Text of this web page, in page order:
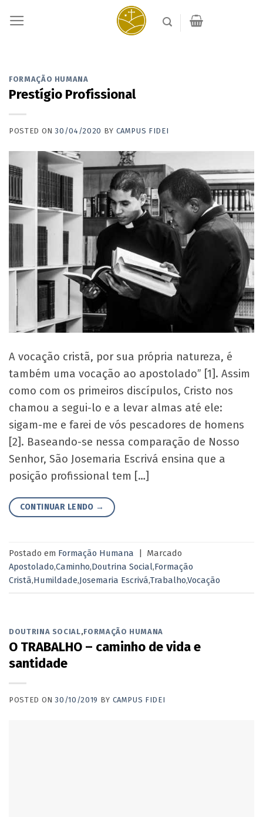
FORMAÇÃO HUMANA
Prestígio Profissional
POSTED ON30/04/2020 BY CAMPUS FIDEI
A vocação cristã, por sua própria natureza, é
também uma vocação ao apostolado” [1]. Assim
como com os primeiros discípulos, Cristo nos
chamou a segui-lo e a levar almas até ele:
sigam-me e farei de vós pescadores de homens
[2]. Baseando-se nessa comparação de Nosso
Senhor, São Josemaria Escrivá ensina que a
posição profissional tem […]
CONTINUAR LENDO →
Postado em Formação Humana |
Marcado
Apostolado,Caminho,Doutrina Social,Formação
Cristã,Humildade,Josemaria Escrivá,Trabalho,Vocação
DOUTRINA SOCIAL,FORMAÇÃO HUMANA
O TRABALHO – caminho de vida e
santidade
POSTED ON30/10/2019 BY CAMPUS FIDEI